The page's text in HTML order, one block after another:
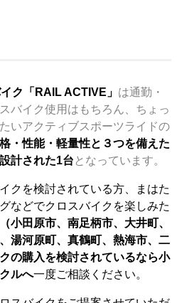
ク「RAIL ACTIVE」 は通勤・
バイク使用はもちろん、ちょっ
いアクティブスポーツライドの
・性能・軽量性と３つを備えた
計された1台 となっています。
クを検討されている方、まはた
などでクロスバイクを楽しみた
小田原市、南足柄市、大井町、
湯河原町、真鶴町、熱海市、二
の購入を検討されているなら小
ルへ一度ご相談ください。